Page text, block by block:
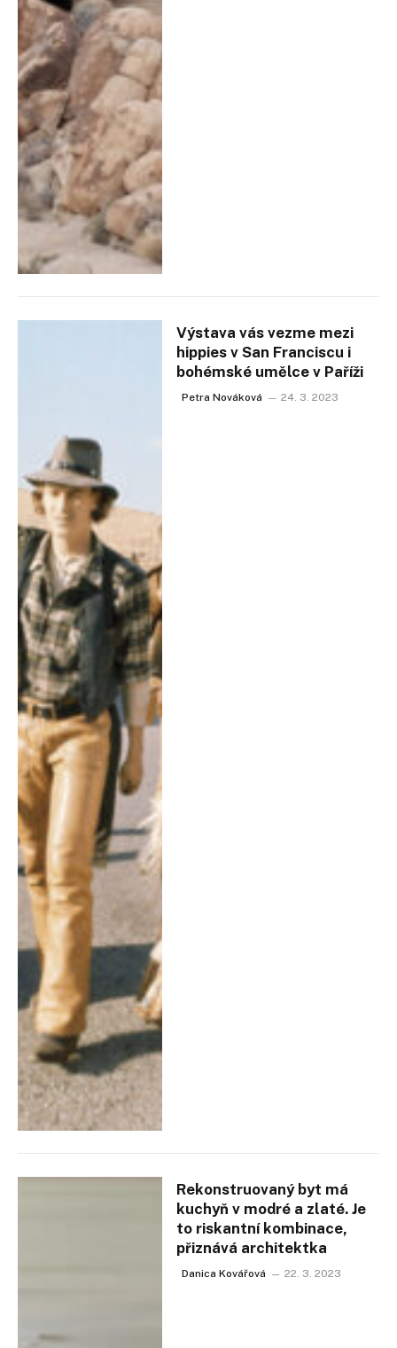
Výstava vás vezme mezi
hippies v San Franciscu i
bohémské umělce v Paříži
Petra Nováková 24. 3. 2023
Rekonstruovaný byt má
kuchyň v modré a zlaté. Je
to riskantní kombinace,
přiznává architektka
Danica Kovářová 22. 3. 2023